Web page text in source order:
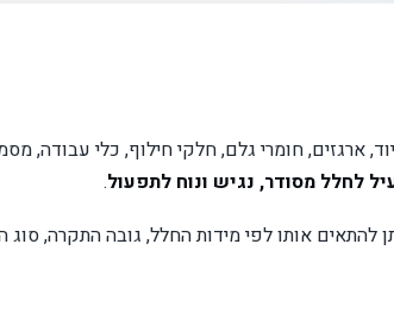
ארגזים, חומרי גלם, חלקי חילוף, כלי עבודה,
לחלל מסודר, נגיש ונוח לתפעול.
להתאים אותו לפי מידות החלל, גובה התקרה,